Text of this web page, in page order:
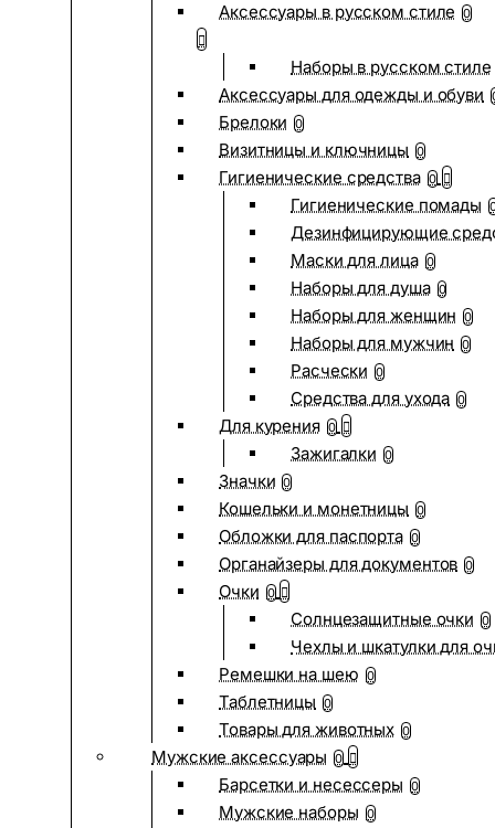
Аксессуары в русском стиле 0
Наборы в русском стиле
Аксессуары для одежды и обуви
Брелоки 0
Визитницы и ключницы 0
Гигиенические средства 0
Гигиенические помады
Дезинфицирующие
Маски для лица 0
Наборы для душа 0
Наборы для женщин 0
Наборы для мужчин 0
Расчески 0
Средства для ухода 0
Для курения 0
Зажигалки 0
Значки 0
Кошельки и монетницы 0
Обложки для паспорта 0
Органайзеры для документов 0
Очки 0
Солнцезащитные очки 0
Чехлы и шкатулки для
Ремешки на шею 0
Таблетницы 0
Товары для животных 0
Мужские аксессуары 0
Барсетки и несессеры 0
Мужские наборы 0